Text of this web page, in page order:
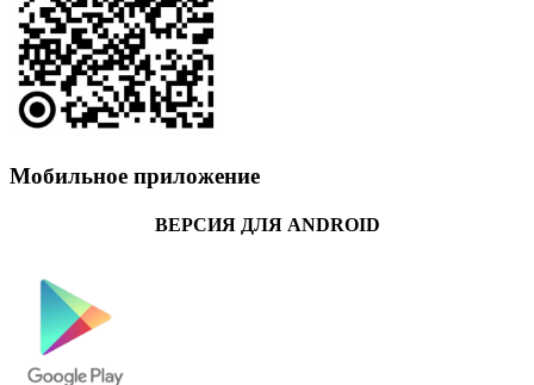
Мобильное приложение
ВЕРСИЯ ДЛЯ ANDROID